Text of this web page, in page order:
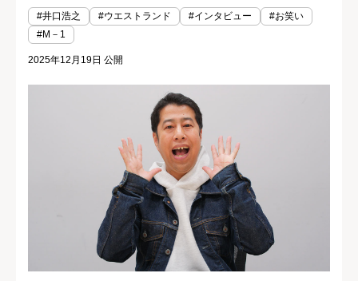
#井口浩之 #ウエストランド #インタビュー
#お笑い
#M－1
2025年12月19日 公開